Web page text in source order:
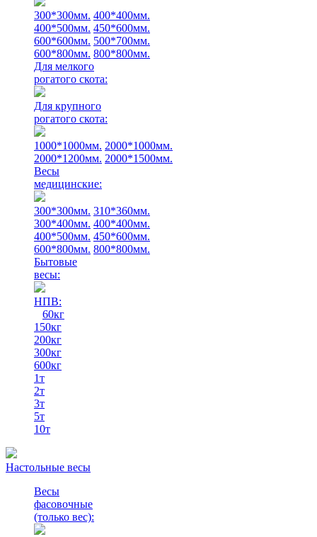
300*300мм. 400*400мм.
400*500мм. 450*600мм.
600*600мм. 500*700мм.
600*800мм. 800*800мм.
Для мелкого
рогатого скота:
Для крупного
рогатого скота:
1000*1000мм. 2000*1000мм.
2000*1200мм. 2000*1500мм.
Весы
медицинские:
300*300мм. 310*360мм.
300*400мм. 400*400мм.
400*500мм. 450*600мм.
600*800мм. 800*800мм.
Бытовые
весы:
НПВ:
60кг
150кг
200кг
300кг
600кг
1т
2т
3т
5т
10т
Настольные весы
Весы
фасовочные
(только вес):